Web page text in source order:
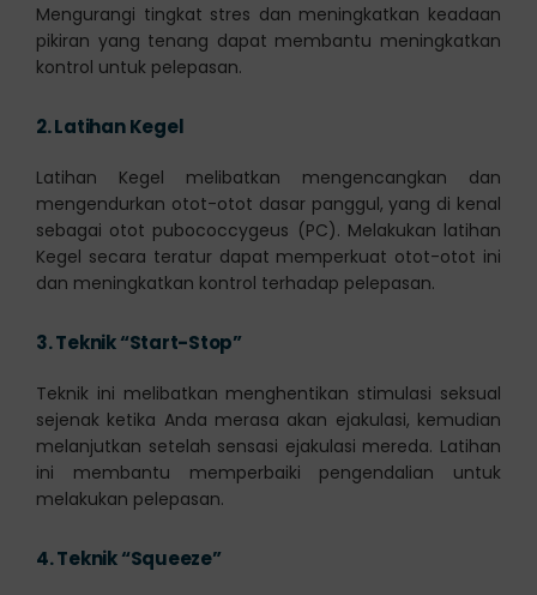
Mengurangi tingkat stres dan meningkatkan keadaan
pikiran yang tenang dapat membantu meningkatkan
kontrol untuk pelepasan.
2. Latihan Kegel
Latihan Kegel melibatkan mengencangkan dan
mengendurkan otot-otot dasar panggul, yang di kenal
sebagai otot pubococcygeus (PC). Melakukan latihan
Kegel secara teratur dapat memperkuat otot-otot ini
dan meningkatkan kontrol terhadap pelepasan.
3.Teknik “Start-Stop”
Teknik ini melibatkan menghentikan stimulasi seksual
sejenak ketika Anda merasa akan ejakulasi, kemudian
melanjutkan setelah sensasi ejakulasi mereda. Latihan
ini membantu memperbaiki pengendalian untuk
melakukan pelepasan.
4.Teknik “Squeeze”